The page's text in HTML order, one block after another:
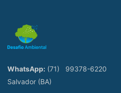
WhatsApp: (71)
99378-6220
Salvador (BA)